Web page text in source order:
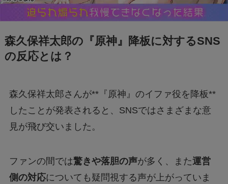
森久保祥太郎の『原神』降板に対するSNS
の反応とは？
森久保祥太郎さんが**『原神』のイファ役を降板**
したことが発表されると、SNSではさまざまな意
見が飛び交いました。
ファンの間では驚きや落胆の声が多く、また運営
側の対応についても疑問視する声が上がっていま